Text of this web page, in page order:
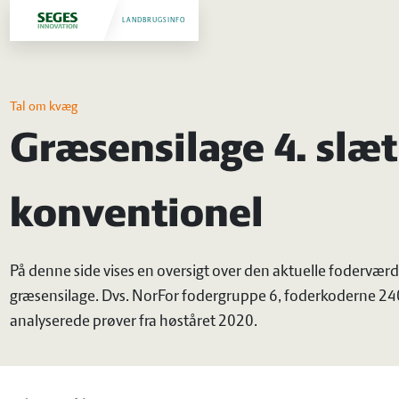
LANDBRUGSINFO
Tal om kvæg
Græsensilage 4. slæt
konventionel
På denne side vises en oversigt over den aktuelle
græsensilage. Dvs. NorFor fodergruppe 6, foderkoderne
analyserede prøver fra høståret 2020.